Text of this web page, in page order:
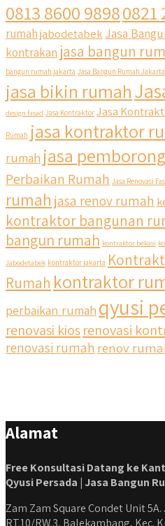
qyusipersada
@qyusipersada 3 years ago
Siapa yang udah masuk List
rumah Di @qyusipersada
Untuk informasi lebih lanjut
temen bisa
#jasabangunrumahjakarta
#kontraktorjakarta
#kontraktorbangunanrumah
0813 8600 98980821
rumahjabodetabek Jasa
kontrakan jasa bangun
bangun rumah jakarta Jasa Bangun Rumah
jasa bikin rumah
design fasad Jasa Kontraktor Jasa
Rumah jasa kontraktor
rumah jasa
Perbaikan Rumah Jasa Renovasi
rumah jasa renov rumah
kontraktor bangunan
bangun rumah kontraktor bekasi
Jabodetabek kontraktor jakarta
Rumah kontraktor
perbaikan rumah qyusi
renovasi kiosrenovasi
renovasi rumah renov
Alamat
Free Konsultasi Datang ke
Qyusi Persada | Jasa Bangun
Zam Zam Square Condet Unit 5A.
RT.10/RW.3, Balekambang, Kec.